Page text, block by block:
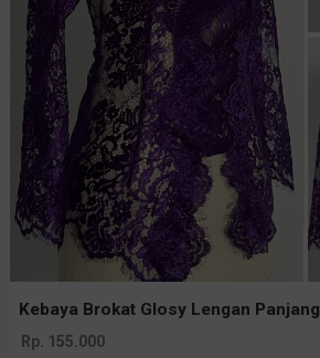
Kebaya Brokat Glosy Lengan Panjang
Rp. 155.000